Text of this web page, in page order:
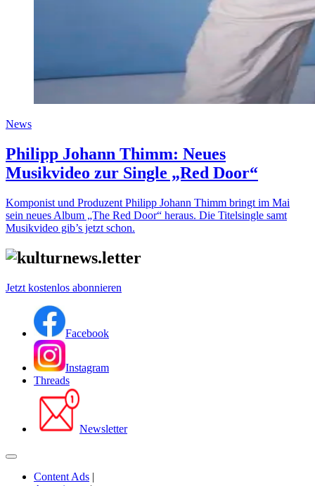
News
Philipp Johann Thimm: Neues
Musikvideo zur Single „Red Door“
Komponist und Produzent Philipp Johann Thimm bringt im Mai
sein neues Album „The Red Door“ heraus. Die Titelsingle samt
Musikvideo gib’s jetzt schon.
Jetzt kostenlos abonnieren
Facebook
Instagram
Threads
Newsletter
Content Ads |